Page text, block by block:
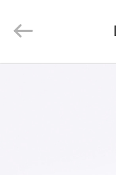
Ltd..